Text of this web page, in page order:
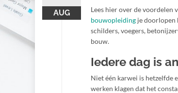
AUG
Lees hier over de voordelen
bouwopleiding je doorlopen
schilders, voegers,
bouw.
Iedere dag is
Niet één karwei is hetzelfde
werken klagen dat het